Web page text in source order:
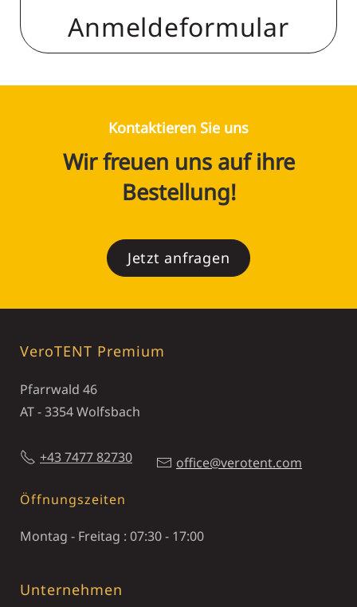
Anmeldeformular
Kontaktieren Sie uns
Wir freuen uns auf ihre
Bestellung!
Jetzt anfragen
VeroTENT Premium
Pfarrwald 46
AT - 3354 Wolfsbach
+43 7477 82730 office@verotent.com
Öffnungszeiten
Montag - Freitag : 07:30 - 17:00
Unternehmen